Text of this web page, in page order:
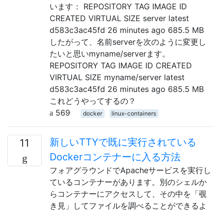
います： REPOSITORY TAG IMAGE ID
CREATED VIRTUAL SIZE server latest
d583c3ac45fd 26 minutes ago 685.5 MB
したがって、名前serverを次のように変更し
たいと思いmyname/serverます。
REPOSITORY TAG IMAGE ID CREATED
VIRTUAL SIZE myname/server latest
d583c3ac45fd 26 minutes ago 685.5 MB
これどうやってするの？
569
docker linux-containers
11
新しいTTYで既に実行されている
Dockerコンテナーに入る方法
フォアグラウンドでApacheサービスを実行し
ているコンテナーがあります。別のシェルか
らコンテナーにアクセスして、その中を「覗
き見」してファイルを調べることができるよ